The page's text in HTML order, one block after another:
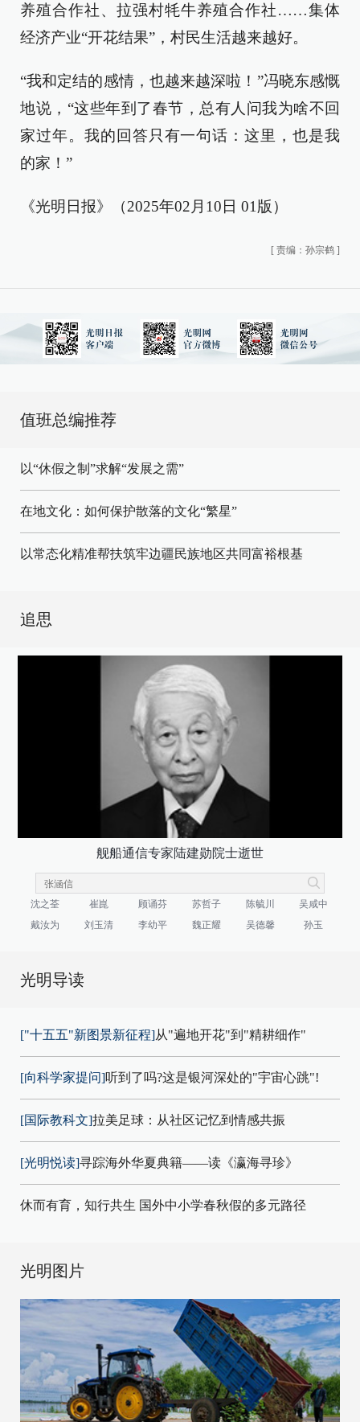
养殖合作社、拉强村牦牛养殖合作社……集体
经济产业“开花结果”，村民生活越来越好。
“我和定结的感情，也越来越深啦！”冯晓东感慨
地说，“这些年到了春节，总有人问我为啥不回
家过年。我的回答只有一句话：这里，也是我
的家！”
《光明日报》（2025年02月10日 01版）
[ 责编：孙宗鹤 ]
值班总编推荐
以“休假之制”求解“发展之需”
在地文化：如何保护散落的文化“繁星”
以常态化精准帮扶筑牢边疆民族地区共同富裕根基
追思
舰船通信专家陆建勋院士逝世
沈之荃 崔崑 顾诵芬 苏哲子 陈毓川
吴咸中
戴汝为
刘玉清 李幼平 魏正耀 吴德馨 孙玉
光明导读
["十五五"新图景新征程]从"遍地开花"到"精耕细作"
[向科学家提问]听到了吗?这是银河深处的"宇宙心跳"!
[国际教科文]拉美足球：从社区记忆到情感共振
[光明悦读]寻踪海外华夏典籍——读《瀛海寻珍》
休而有育，知行共生 国外中小学春秋假的多元路径
光明图片